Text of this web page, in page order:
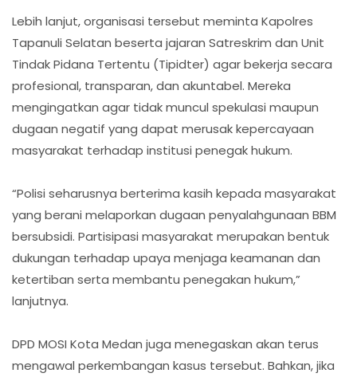
Lebih lanjut, organisasi tersebut meminta Kapolres
Tapanuli Selatan beserta jajaran Satreskrim dan Unit
Tindak Pidana Tertentu (Tipidter) agar bekerja secara
profesional, transparan, dan akuntabel. Mereka
mengingatkan agar tidak muncul spekulasi maupun
dugaan negatif yang dapat merusak kepercayaan
masyarakat terhadap institusi penegak hukum.
“Polisi seharusnya berterima kasih kepada masyarakat
yang berani melaporkan dugaan penyalahgunaan BBM
bersubsidi. Partisipasi masyarakat merupakan bentuk
dukungan terhadap upaya menjaga keamanan dan
ketertiban serta membantu penegakan hukum,”
lanjutnya.
DPD MOSI Kota Medan juga menegaskan akan terus
mengawal perkembangan kasus tersebut. Bahkan, jika